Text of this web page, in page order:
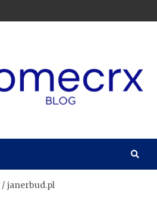
janerbud.pl